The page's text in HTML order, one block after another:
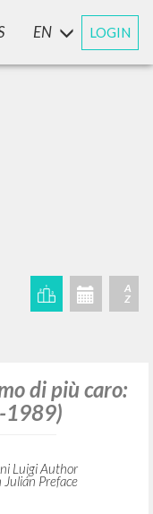
EN LOGIN
A
Z
di più caro:
1989)
Luigi Author
Julián Preface